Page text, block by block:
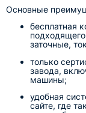
Основные
бесплатная
заточные,
только
завода,
машины;
удобная
сайте, где